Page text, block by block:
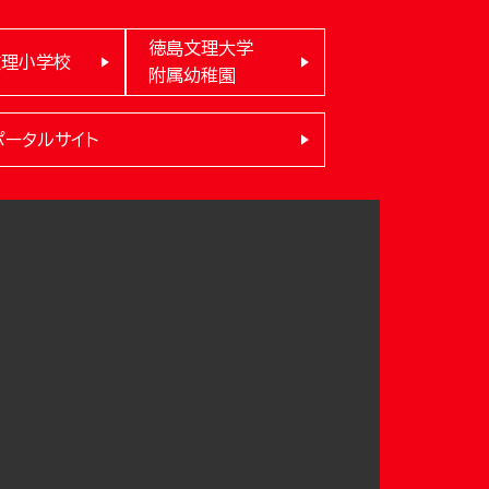
小学校
徳島文理大学
附属幼稚園
タルサイト